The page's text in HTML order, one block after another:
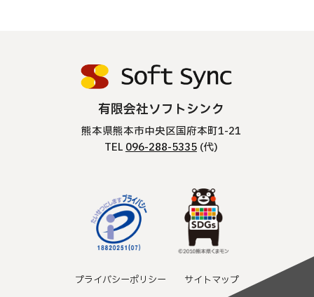
有限会社ソフトシンク
熊本県熊本市中央区国府本町1-21
TEL096-288-5335(代)
プライバシーポリシー サイトマップ